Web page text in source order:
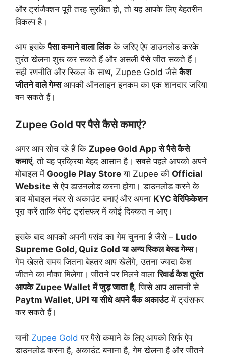
और ट्रांजैक्शन पूरी तरह सुरक्षित हो, तो यह आपके लिए बेहतरीन
विकल्प है।
आप इसकेपैसा कमाने वाला लिंकके जरिए ऐप डाउनलोड करके
तुरंत खेलना शुरू कर सकते हैं और असली पैसे जीत सकते हैं।
सही रणनीति और स्किल के साथ, Zupee Gold जैसेकैश
जीतने वाले गेम्सआपकी ऑनलाइन इनकम का एक शानदार जरिया
बन सकते हैं।
Zupee Gold पर पैसे कैसे कमाएं?
अगर आप सोच रहे हैं कि Zupee Gold App से पैसे कैसे
कमाएं, तो यह प्रक्रिया बेहद आसान है। सबसे पहले आपको अपने
मोबाइल में Google Play Store या Zupee की Official
Website से ऐप डाउनलोड करना होगा। डाउनलोड करने के
बाद मोबाइल नंबर से अकाउंट बनाएं और अपना KYC वेरिफिकेशन
पूरा करें ताकि पेमेंट ट्रांसफर में कोई दिक्कत न आए।
इसके बाद आपको अपनी पसंद का गेम चुनना है जैसे – Ludo
Supreme Gold, Quiz Gold या अन्य स्किल बेस्ड गेम्स।
गेम खेलते समय जितना बेहतर आप खेलेंगे, उतना ज्यादा कैश
जीतने का मौका मिलेगा। जीतने पर मिलने वालारिवार्ड कैश तुरंत
आपके Zupee Wallet में जुड़ जाता है, जिसे आप आसानी से
Paytm Wallet, UPI या सीधे अपने बैंक अकाउंटमें ट्रांसफर
कर सकते हैं।
यानी Zupee Gold पर पैसे कमाने के लिए आपको सिर्फ ऐप
डाउनलोड करना है, अकाउंट बनाना है, गेम खेलना है और जीतने